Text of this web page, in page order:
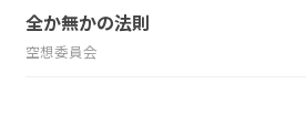
全か無かの法則
空想委員会